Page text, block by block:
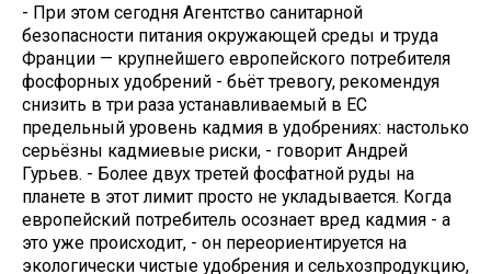
- При этом сегодня Агентство санитарной
безопасности питания окружающей среды и труда
Франции — крупнейшего европейского потребителя
фосфорных удобрений - бьёт тревогу, рекомендуя
снизить в три раза устанавливаемый в ЕС
предельный уровень кадмия в удобрениях: настолько
серьёзны кадмиевые риски, - говорит Андрей
Гурьев. - Более двух третей фосфатной руды на
планете в этот лимит просто не укладывается. Когда
европейский потребитель осознает вред кадмия - а
это уже происходит, - он переориентируется на
экологически чистые удобрения и сельхозпродукцию,